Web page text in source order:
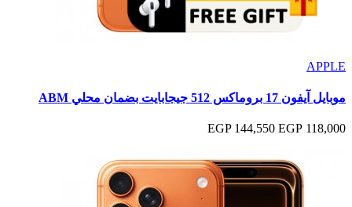
APPLE
موبايل آيفون 17 بروماكس 512 جيجابايت بضمان محلي ABM
118,000 EGP
144,550 EGP